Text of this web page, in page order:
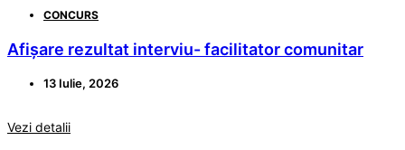
CONCURS
Afișare rezultat interviu- facilitator comunitar
13 Iulie, 2026
Vezi detalii